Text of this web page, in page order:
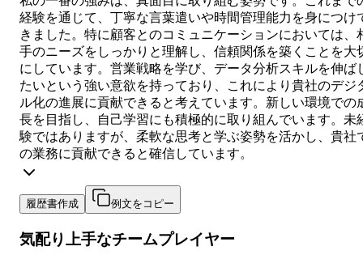
経験を通じて、丁寧な言葉遣いや時間管理能力を身につけ
きました。特に顧客とのコミュニケーションにおいては、
手のニーズをしっかりと理解し、信頼関係を築くことを大
にしています。営業戦略を学び、データ分析スキルを伸ば
たいという強い意欲を持っており、これにより貴社のデジ
ル化の進展に貢献できると考えています。新しい環境での
長を目指し、自己学習にも積極的に取り組んでいます。未
験ではありますが、柔軟な思考と学ぶ姿勢を活かし、貴社
の業務に貢献できると確信しています。
履歴書作成 例文をコピー
気配り上手なチームプレイヤー